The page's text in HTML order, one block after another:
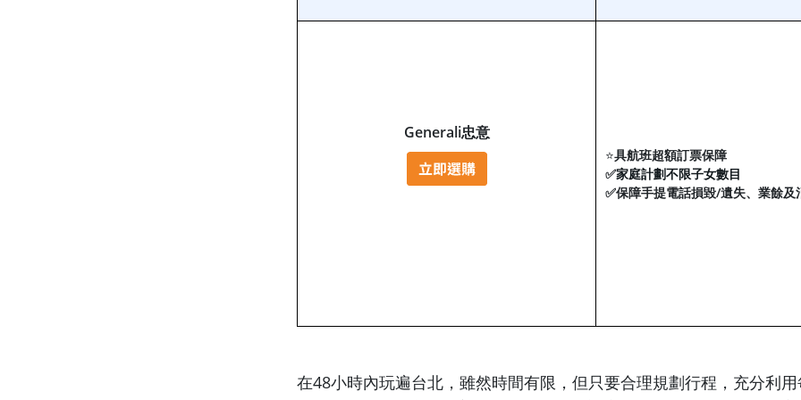
Generali忠意
⭐具航班超額訂票保障
✅家庭計劃不限子女數目
✅保障手提電話損毀/遺失、業餘及
在48小時內玩遍台北，雖然時間有限，但只要合理規劃行程，充分利